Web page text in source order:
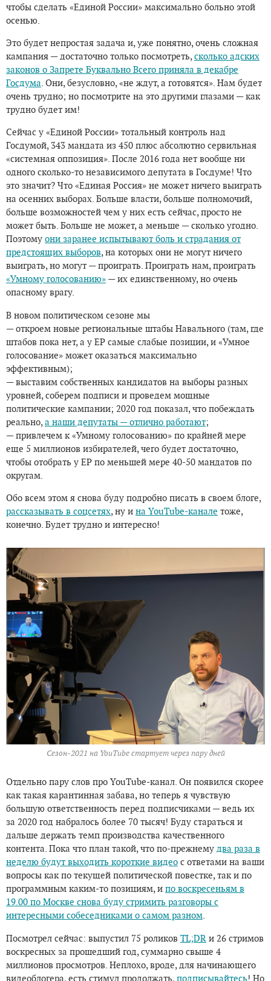
чтобы сделать «Единой России» максимально больно этой
осенью.
Это будет непростая задача и, уже понятно, очень сложная
кампания — достаточно только посмотреть,сколько адских
законов о Запрете Буквально Всего приняла в декабре
Госдума. Они, безусловно, «не ждут, а готовятся». Нам будет
очень трудно; но посмотрите на это другими глазами — как
трудно будет им!
Сейчас у «Единой России» тотальный контроль над
Госдумой, 343 мандата из 450 плюс абсолютно сервильная
«системная оппозиция». После 2016 года нет вообще ни
одного сколько-то независимого депутата в Госдуме! Что
это значит? Что «Единая Россия» не может ничего выиграть
на осенних выборах. Больше власти, больше полномочий,
больше возможностей чем у них есть сейчас, просто не
может быть. Больше не может, а меньше — сколько угодно.
Поэтому они заранее испытывают боль и страдания от
предстоящих выборов, на которых они не могут ничего
выиграть, но могут — проиграть. Проиграть нам, проиграть
«Умному голосованию» — их единственному, но очень
опасному врагу.
В новом политическом сезоне мы
— откроем новые региональные штабы Навального (там, где
штабов пока нет, а у ЕР самые слабые позиции, и «Умное
голосование» может оказаться максимально
эффективным);
— выставим собственных кандидатов на выборы разных
уровней, соберем подписи и проведем мощные
политические кампании; 2020 год показал, что побеждать
реально,а наши депутаты — отлично работают;
— привлечем к «Умному голосованию» по крайней мере
еще 5 миллионов избирателей, чего будет достаточно,
чтобы отобрать у ЕР по меньшей мере 40-50 мандатов по
округам.
Обо всем этом я снова буду подробно писать в своем блоге,
рассказывать в соцсетях, ну и на YouTube-канале тоже,
конечно. Будет трудно и интересно!
Сезон-2021 на YouTube стартует через пару дней
Отдельно пару слов про YouTube-канал. Он появился скорее
как такая карантинная забава, но теперь я чувствую
большую ответственность перед подписчиками — ведь их
за 2020 год набралось более 70 тысяч! Буду стараться и
дальше держать темп производства качественного
контента. Пока что план такой, что по-прежнему два раза в
неделю будут выходить короткие видео с ответами на ваши
вопросы как по текущей политической повестке, так и по
программным каким-то позициям, и по воскресеньям в
19.00 по Москве снова буду стримить разговоры с
интересными собеседниками о самом разном.
Посмотрел сейчас: выпустил 75 роликов TL;DR и 26 стримов
воскресных за прошедший год, суммарно свыше 4
миллионов просмотров. Неплохо, вроде, для начинающего
видеоблогера, есть стимул продолжать, подписывайтесь! Но